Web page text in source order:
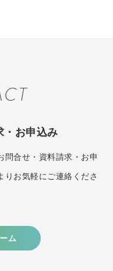
・お申込み
問合せ・資料請求・お申
りお気軽にご連絡くださ
ム